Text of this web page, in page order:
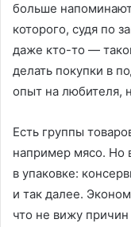
больше
которого, судя по
даже кто-то —
делать покупки в
опыт на любителя,
Есть группы
например мясо. Но
в упаковке:
и так далее.
что не вижу причин